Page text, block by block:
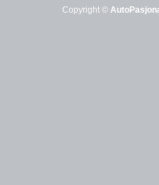
Copyright ©